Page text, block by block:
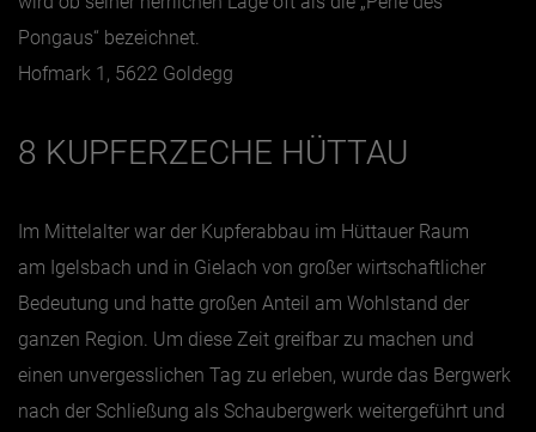
Pongaus“ bezeichnet.
Hofmark 1, 5622 Goldegg
8 KUPFERZECHE HÜTTAU
Im Mittelalter war der Kupferabbau im Hüttauer Raum
am Igelsbach und in Gielach von großer wirtschaftlicher
Bedeutung und hatte großen Anteil am Wohlstand der
ganzen Region. Um diese Zeit greifbar zu machen und
einen unvergesslichen Tag zu erleben, wurde das Bergwerk
nach der Schließung als Schaubergwerk weitergeführt und